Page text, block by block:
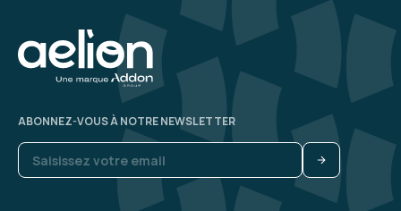
ABONNEZ-VOUS À NOTRE NEWSLETTER